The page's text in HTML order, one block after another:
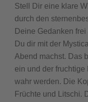
Stell Dir eine klare
durch den
Deine Gedanken
Du dir mit der
Abend machst. Das
ein und der fruchtige
wahr werden. Die
Früchte und Litschi.